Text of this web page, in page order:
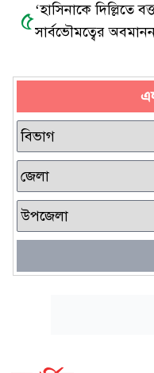
৫‘হাসিনাকে দিল্লিতে
সার্বভৌমত্বের